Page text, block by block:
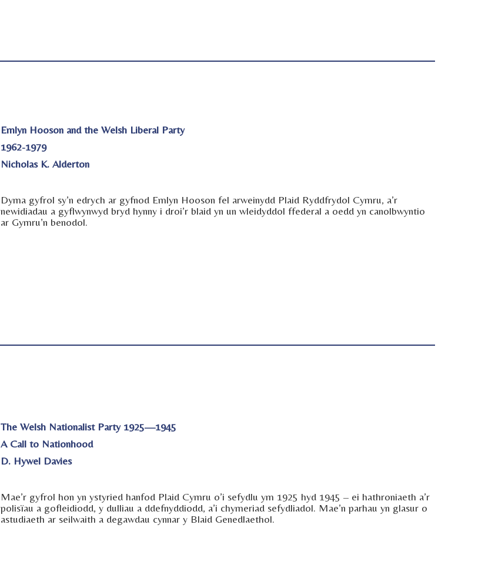
Emlyn Hooson and the Welsh Liberal Party
1962-1979
Nicholas K. Alderton
Dyma gyfrol sy’n edrych ar gyfnod Emlyn Hooson fel arweinydd Plaid Ryddfrydol Cymru, a’r
newidiadau a gyflwynwyd bryd hynny i droi’r blaid yn un wleidyddol ffederal a oedd yn canolbwyntio
ar Gymru’n benodol.
The Welsh Nationalist Party 1925—1945
A Call to Nationhood
D. Hywel Davies
Mae’r gyfrol hon yn ystyried hanfod Plaid Cymru o’i sefydlu ym 1925 hyd 1945 – ei hathroniaeth a’r
polisïau a gofleidiodd, y dulliau a ddefnyddiodd, a’i chymeriad sefydliadol. Mae’n parhau yn glasur o
astudiaeth ar seilwaith a degawdau cynnar y Blaid Genedlaethol.